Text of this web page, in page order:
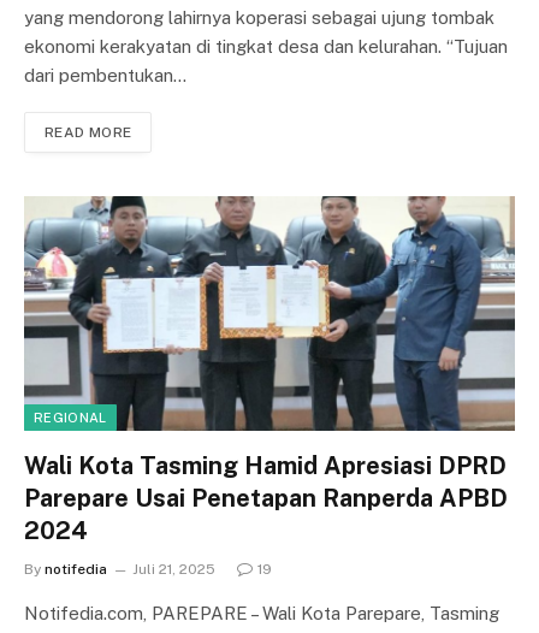
yang mendorong lahirnya koperasi sebagai ujung tombak
ekonomi kerakyatan di tingkat desa dan kelurahan. “Tujuan
dari pembentukan…
READ MORE
REGIONAL
Wali Kota Tasming Hamid Apresiasi DPRD
Parepare Usai Penetapan Ranperda APBD
2024
By notifedia Juli 21, 2025 19
Notifedia.com, PAREPARE – Wali Kota Parepare, Tasming